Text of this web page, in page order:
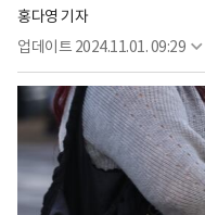
홍다영 기자
업데이트 2024.11.01. 09:29